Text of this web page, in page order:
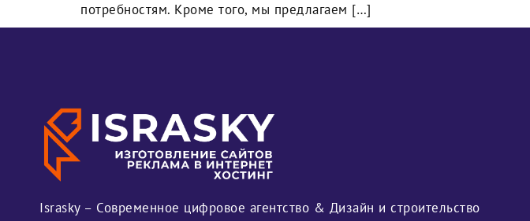
потребностям. Кроме того, мы предлагаем […]
Israsky – Современное цифровое агентство & Дизайн и строительство